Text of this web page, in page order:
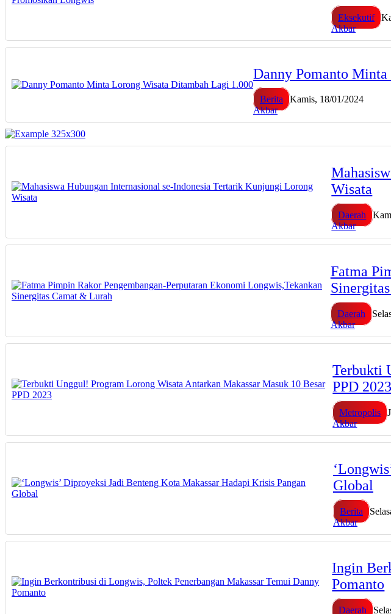
Eksekutif
Akbar
Danny Pomanto
Berita
Kamis, 18/01/2024
Akbar
Wisata
Daerah
Akbar
Fatma
Daerah
Akbar
Terbukti
PPD 2023
Metropolis
Akbar
Global
Berita
Akbar
Ingin
Pomanto
Daerah